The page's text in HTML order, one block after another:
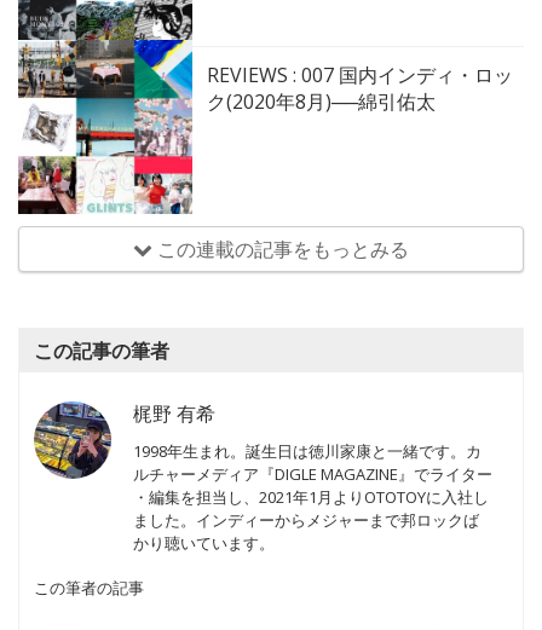
REVIEWS : 007 国内インディ・ロッ
ク(2020年8月)──綿引佑太
この連載の記事をもっとみる
この記事の筆者
梶野 有希
1998年生まれ。誕生日は徳川家康と一緒です。カ
ルチャーメディア『DIGLE MAGAZINE』でライター
・編集を担当し、2021年1月よりOTOTOYに入社し
ました。インディーからメジャーまで邦ロックば
かり聴いています。
この筆者の記事